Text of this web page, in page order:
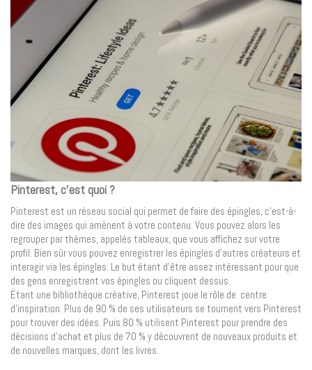
Pinterest, c’est quoi ?
Pinterest est un réseau social qui permet de faire des épingles, c’est-à-
dire des images qui amènent à votre contenu. Vous pouvez alors les
regrouper par thèmes, appelés tableaux, que vous affichez sur votre
profil. Bien sûr vous pouvez enregistrer les épingles d’autres créateurs et
interagir via les épingles. Le but étant d’être assez intéressant pour que
des gens enregistrent vos épingles ou cliquent dessus.
Étant une bibliothèque créative, Pinterest joue le rôle de centre
d’inspiration. Plus de 90 % de ses utilisateurs se tournent vers Pinterest
pour trouver des idées. Puis 80 % utilisent Pinterest pour prendre des
décisions d’achat et plus de 70 % y découvrent de nouveaux produits et
de nouvelles marques, dont les livres.